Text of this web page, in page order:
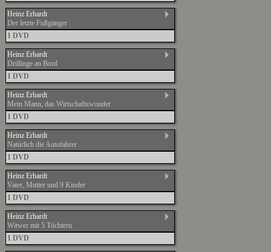
Heinz Erhardt
Der letzte Fußgänger
1 DVD
Heinz Erhardt
Drillinge an Bord
1 DVD
Heinz Erhardt
Mein Mann, das Wirtschaftswunder
1 DVD
Heinz Erhardt
Natürlich die Autofahrer
1 DVD
Heinz Erhardt
Vater, Mutter und 9 Kinder
1 DVD
Heinz Erhardt
Witwer mit 5 Töchtern
1 DVD